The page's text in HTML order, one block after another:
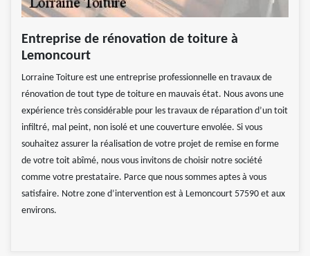
Entreprise de rénovation de toiture à
Lemoncourt
Lorraine Toiture est une entreprise professionnelle en travaux de
rénovation de tout type de toiture en mauvais état. Nous avons une
expérience très considérable pour les travaux de réparation d’un toit
infiltré, mal peint, non isolé et une couverture envolée. Si vous
souhaitez assurer la réalisation de votre projet de remise en forme
de votre toit abîmé, nous vous invitons de choisir notre société
comme votre prestataire. Parce que nous sommes aptes à vous
satisfaire. Notre zone d’intervention est à Lemoncourt 57590 et aux
environs.